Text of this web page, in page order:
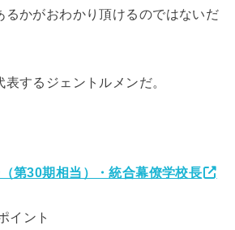
るかがおわかり頂けるのではないだ
するジェントルメンだ。
第30期相当）・統合幕僚学校長
イント